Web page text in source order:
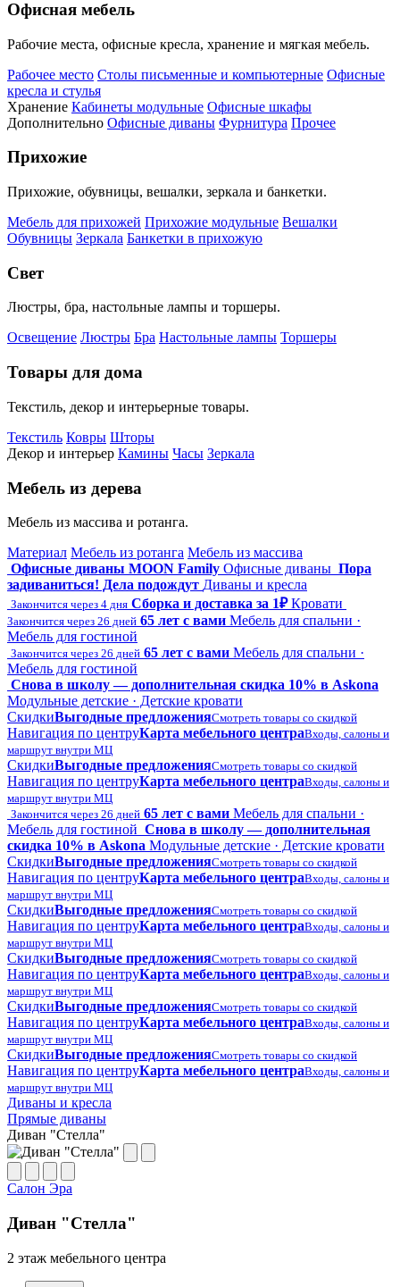
Офисная мебель
Рабочие места, офисные кресла, хранение и мягкая мебель.
Рабочее место Столы письменные и компьютерные Офисные
кресла и стулья
Хранение Кабинеты модульные Офисные шкафы
Дополнительно Офисные диваны Фурнитура Прочее
Прихожие
Прихожие, обувницы, вешалки, зеркала и банкетки.
Мебель для прихожей Прихожие модульные Вешалки
Обувницы Зеркала Банкетки в прихожую
Свет
Люстры, бра, настольные лампы и торшеры.
Освещение Люстры Бра Настольные лампы Торшеры
Товары для дома
Текстиль, декор и интерьерные товары.
Текстиль Ковры Шторы
Декор и интерьер Камины Часы Зеркала
Мебель из дерева
Мебель из массива и ротанга.
Материал Мебель из ротанга Мебель из массива
Офисные диваны MOON Family Офисные диваны Пора
задиваниться! Дела подождут Диваны и кресла
Закончится через 4 дня Сборка и доставка за 1₽ Кровати
Закончится через 26 дней 65 лет с вами Мебель для спальни ·
Мебель для гостиной
Закончится через 26 дней 65 лет с вами Мебель для спальни ·
Мебель для гостиной
Снова в школу — дополнительная скидка 10% в Askona
Модульные детские · Детские кровати
СкидкиВыгодные предложенияСмотреть товары со скидкой
Навигация по центруКарта мебельного центраВходы, салоны и
маршрут внутри МЦ
СкидкиВыгодные предложенияСмотреть товары со скидкой
Навигация по центруКарта мебельного центраВходы, салоны и
маршрут внутри МЦ
Закончится через 26 дней 65 лет с вами Мебель для спальни ·
Мебель для гостиной Снова в школу — дополнительная
скидка 10% в Askona Модульные детские · Детские кровати
СкидкиВыгодные предложенияСмотреть товары со скидкой
Навигация по центруКарта мебельного центраВходы, салоны и
маршрут внутри МЦ
СкидкиВыгодные предложенияСмотреть товары со скидкой
Навигация по центруКарта мебельного центраВходы, салоны и
маршрут внутри МЦ
СкидкиВыгодные предложенияСмотреть товары со скидкой
Навигация по центруКарта мебельного центраВходы, салоны и
маршрут внутри МЦ
СкидкиВыгодные предложенияСмотреть товары со скидкой
Навигация по центруКарта мебельного центраВходы, салоны и
маршрут внутри МЦ
СкидкиВыгодные предложенияСмотреть товары со скидкой
Навигация по центруКарта мебельного центраВходы, салоны и
маршрут внутри МЦ
Диваны и кресла
Прямые диваны
Диван "Стелла"
Салон Эра
Диван "Стелла"
2 этаж мебельного центра